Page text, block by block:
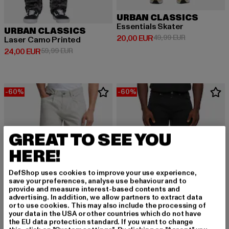
URBAN CLASSICS
Laser Camo Printed
24,00 EUR
Derzeitiger Preis: 24,00 EUR
59,99 EURAktionspreis: 59,99 EUR
URBAN CLASSICS
Essentials Skater
20,00 EUR
Derzeitiger Preis: 20,00 EUR
49,99 EURAktionspreis:
-60% -60%
GREAT TO SEE YOU
HERE!
DefShop uses cookies to improve your use experience,
save your preferences, analyse use behaviour and to
provide and measure interest-based contents and
advertising. In addition, we allow partners to extract data
or to use cookies. This may also include the processing of
your data in the USA or other countries which do not have
the EU data protection standard. If you want to change